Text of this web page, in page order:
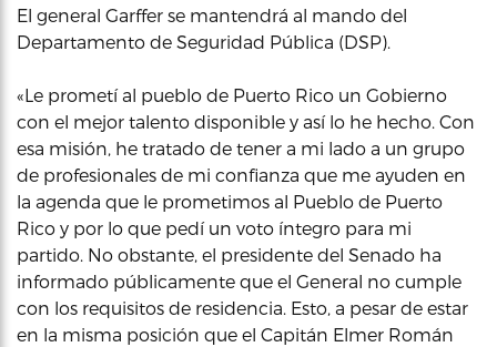
El general Garffer se mantendrá al mando del
Departamento de Seguridad Pública (DSP).
«Le prometí al pueblo de Puerto Rico un Gobierno
con el mejor talento disponible y así lo he hecho. Con
esa misión, he tratado de tener a mi lado a un grupo
de profesionales de mi confianza que me ayuden en
la agenda que le prometimos al Pueblo de Puerto
Rico y por lo que pedí un voto íntegro para mi
partido. No obstante, el presidente del Senado ha
informado públicamente que el General no cumple
con los requisitos de residencia. Esto, a pesar de estar
en la misma posición que el Capitán Elmer Román